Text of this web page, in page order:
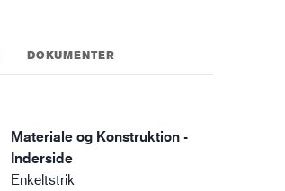
DOKUMENTER
Materiale og Konstruktion -
Inderside
Enkeltstrik